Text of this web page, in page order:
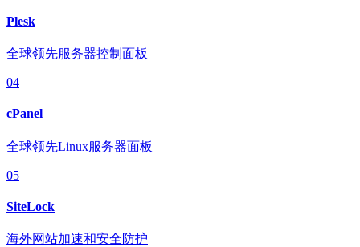
Plesk
全球领先服务器控制面板
04
cPanel
全球领先Linux服务器面板
05
SiteLock
海外网站加速和安全防护